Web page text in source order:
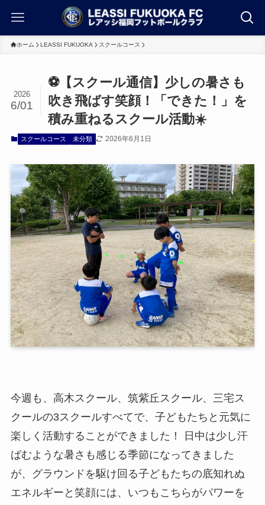
ホーム LEASSI FUKUOKA スクールコース
⚽️【スクール通信】少しの暑さも
吹き飛ばす笑顔！「できた！」を
積み重ねるスクール活動☀️
2026
6/01
スクールコース 未分類 2026年6月1日
今週も、高木スクール、筑紫丘スクール、三宅ス
クールの3スクールすべてで、子どもたちと元気に
楽しく活動することができました！ 日中は少し汗
ばむような暑さも感じる季節になってきました
が、グラウンドを駆け回る子どもたちの底知れぬ
エネルギーと笑顔には、いつもこちらがパワーを